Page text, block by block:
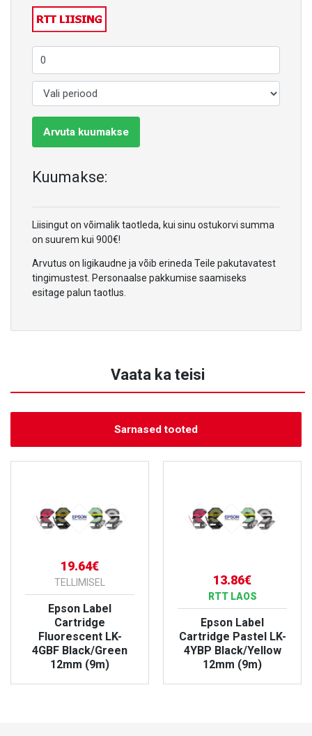
Arvuta kuumakse
Kuumakse:
Liisingut on võimalik taotleda, kui sinu ostukorvi summa
on suurem kui 900€!
Arvutus on ligikaudne ja võib erineda Teile pakutavatest
tingimustest. Personaalse pakkumise saamiseks
esitage palun taotlus.
Vaata ka teisi
Sarnased tooted
19.64€
TELLIMISEL
Epson Label
Cartridge
Fluorescent LK-
4GBF Black/Green
12mm (9m)
13.86€
RTT LAOS
Epson Label
Cartridge Pastel LK-
4YBP Black/Yellow
12mm (9m)